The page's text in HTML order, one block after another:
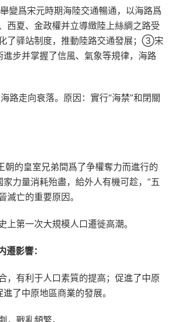
變爲宋元時期海陸交通暢通，以海路爲
夏、金政權并立導緻陸上絲綢之路受
了驿站制度，推動陸路交通發展；③宋
步并掌握了信風、氣象等規律，海路
路走向衰落。原因：實行“海禁”和閉關
的皇室兄弟間爲了争權奪力而進行的
力量消耗殆盡，給外人有機可趁，“五
滅亡的重要原因。
第一次大規模人口遷徙高潮。
影響：
有利于人口素質的提高；促進了中原
了中原地區商業的發展。